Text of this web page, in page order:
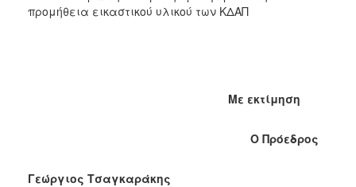
προμήθεια εικαστικού υλικού των ΚΔΑΠ
Με εκτίμηση
Ο Πρόεδρος
Γεώργιος Τσαγκαράκης